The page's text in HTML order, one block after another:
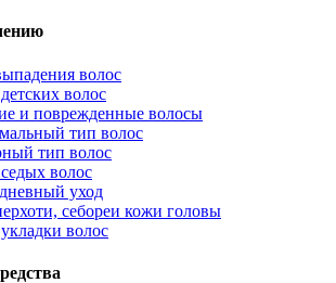
волос
волос
и поврежденные волосы
тип волос
тип волос
волос
уход
себореи кожи головы
волос